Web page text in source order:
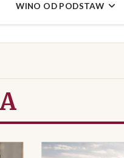
WINO OD PODSTAW